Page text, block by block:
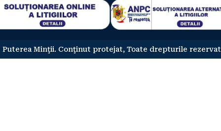
Minţii. Conţinut protejat, Toate drepturile